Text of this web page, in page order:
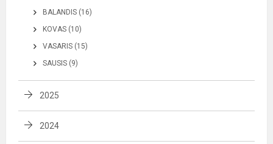
BALANDIS (16)
KOVAS (10)
VASARIS (15)
SAUSIS (9)
2025
2024